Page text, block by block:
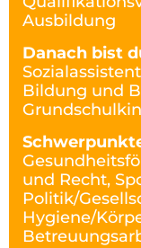
Ausbildung
Danach bist
Bildung und
und Recht,
Politik/
Hygiene/